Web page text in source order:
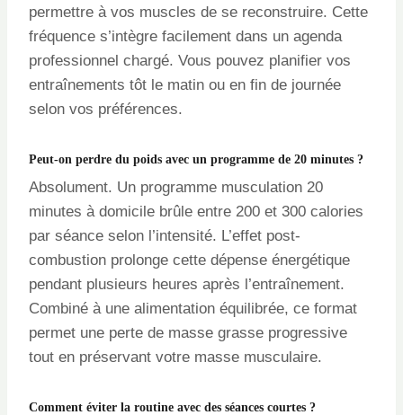
permettre à vos muscles de se reconstruire. Cette
fréquence s’intègre facilement dans un agenda
professionnel chargé. Vous pouvez planifier vos
entraînements tôt le matin ou en fin de journée
selon vos préférences.
Peut-on perdre du poids avec un programme de 20 minutes ?
Absolument. Un programme musculation 20
minutes à domicile brûle entre 200 et 300 calories
par séance selon l’intensité. L’effet post-
combustion prolonge cette dépense énergétique
pendant plusieurs heures après l’entraînement.
Combiné à une alimentation équilibrée, ce format
permet une perte de masse grasse progressive
tout en préservant votre masse musculaire.
Comment éviter la routine avec des séances courtes ?